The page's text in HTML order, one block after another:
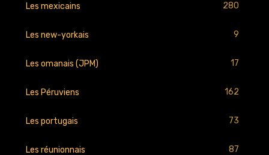
Les mexicains 280
Les new-yorkais 9
Les omanais (JPM) 17
Les Péruviens 162
Les portugais 73
Les réunionnais 87